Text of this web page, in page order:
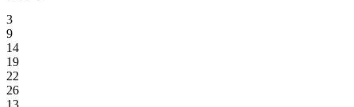
3
9
14
19
22
26
13